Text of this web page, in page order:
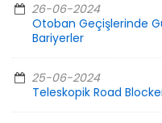
26-06-2024
Otoban Geçişlerinde
Bariyerler
25-06-2024
Teleskopik Road